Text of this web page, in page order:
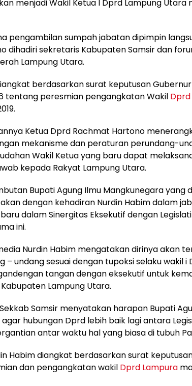
menjadi Wakil Ketua I Dprd Lampung Utara
pengambilan sumpah jabatan dipimpin
dihadiri sekretaris Kabupaten Samsir dan
Lampung Utara.
berdasarkan surat keputusan
tentang peresmian pengangkatan Wakil
Ketua Dprd Rachmat Hartono
mekanisme dan peraturan perundang-
Wakil Ketua yang baru dapat
kepada Rakyat Lampung Utara.
Bupati Agung Ilmu Mangkunegara yang
dengan kehadiran Nurdin Habim dalam
dalam Sinergitas Eksekutif dengan
ini.
Nurdin Habim mengatakan dirinya akan
– undang sesuai dengan tupoksi selaku wakil i
tangan dengan eksekutif untuk
Lampung Utara.
Samsir menyatakan harapan Bupati
hubungan Dprd lebih baik lagi antara
antar waktu hal yang biasa di tubuh
Habim diangkat berdasarkan surat
dan pengangkatan wakil Dprd Lampura